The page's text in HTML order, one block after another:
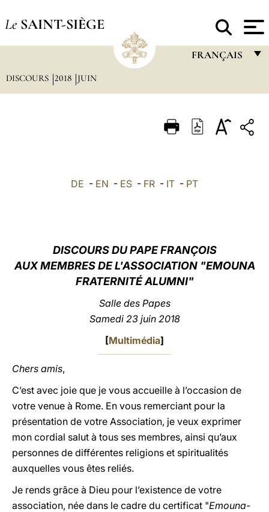
Le SAINT-SIÈGE
FRANÇAIS
ITALIANO
中文
DISCOURS 2018 JUIN
DE - EN - ES - FR - IT - PT
DISCOURS DU PAPE FRANÇOIS
AUX MEMBRES DE L'ASSOCIATION "EMOUNA
FRATERNITÉ ALUMNI"
Salle des Papes
Samedi 23 juin 2018
[Multimédia]
Chers amis,
C’est avec joie que je vous accueille à l’occasion de
votre venue à Rome. En vous remerciant pour la
présentation de votre Association, je veux exprimer
mon cordial salut à tous ses membres, ainsi qu’aux
personnes de différentes religions et spiritualités
auxquelles vous êtes reliés.
Je rends grâce à Dieu pour l’existence de votre
association, née dans le cadre du certificat "Emouna-